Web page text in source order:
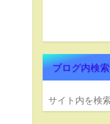
ブログ内検索